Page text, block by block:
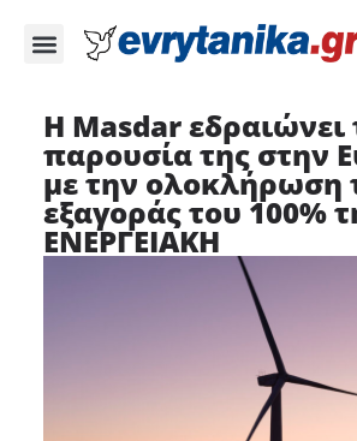
Η Masdar εδραιώνει
παρουσία της στην
με την ολοκλήρωση
εξαγοράς του 100%
ΕΝΕΡΓΕΙΑΚΗ